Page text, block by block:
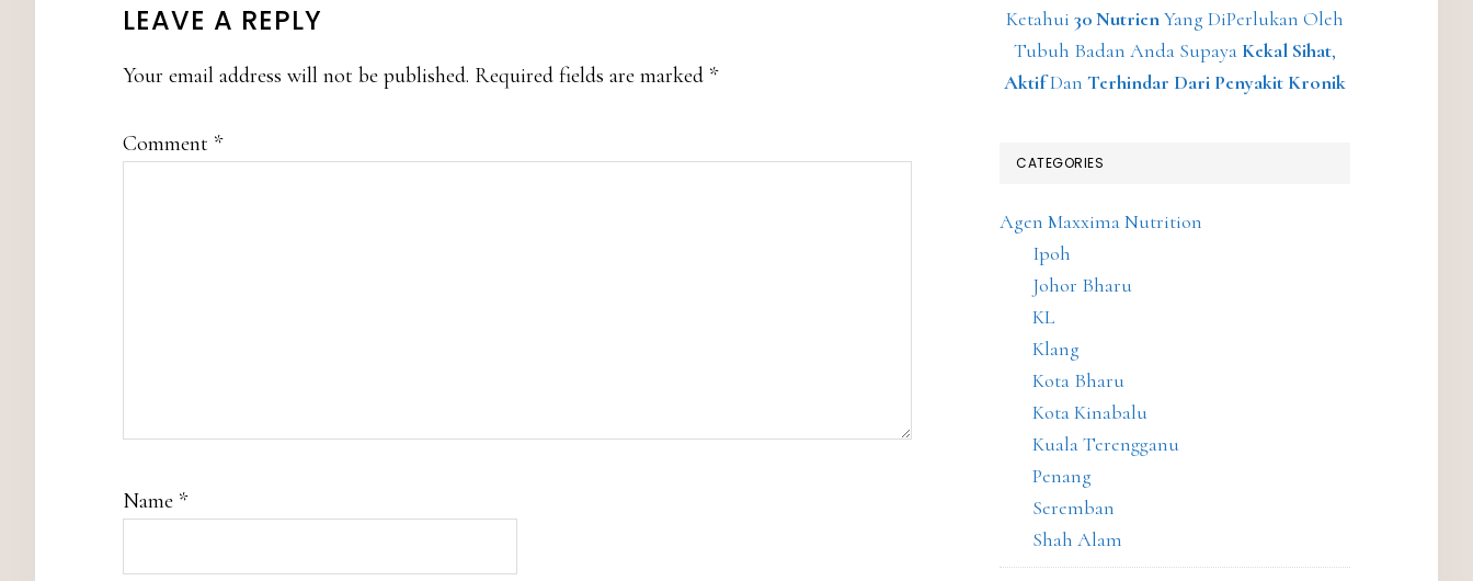
READER
INTERACTIONS
LEAVE A REPLY
Your email address will not be published. Required fields are marked *
Comment *
Name *
Ketahui 30 NutrienYang DiPerlukan Oleh
Tubuh Badan Anda Supaya Kekal Sihat,
AktifDan Terhindar Dari Penyakit Kronik
CATEGORIES
Agen Maxxima Nutrition
Ipoh
Johor Bharu
KL
Klang
Kota Bharu
Kota Kinabalu
Kuala Terengganu
Penang
Seremban
Shah Alam